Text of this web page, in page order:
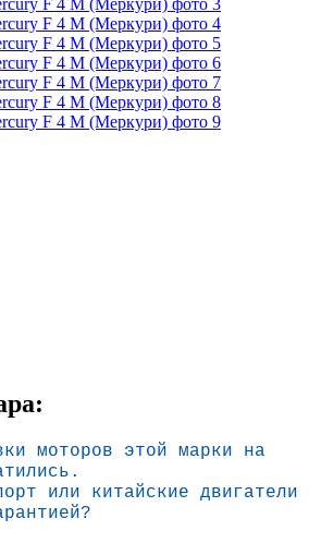
моторов этой марки на
или китайские двигатели